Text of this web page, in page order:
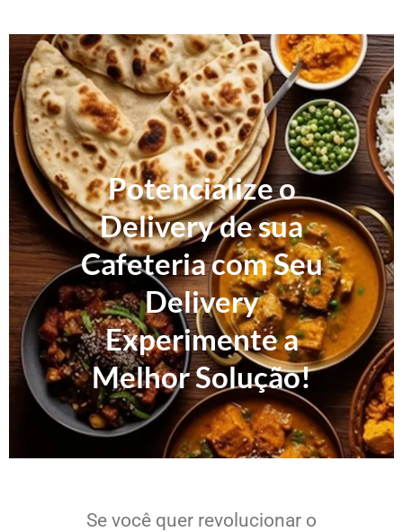
Potencialize o
Delivery de sua
Cafeteria com Seu
Delivery
Experimente a
Melhor Solução!
Se você quer revolucionar o